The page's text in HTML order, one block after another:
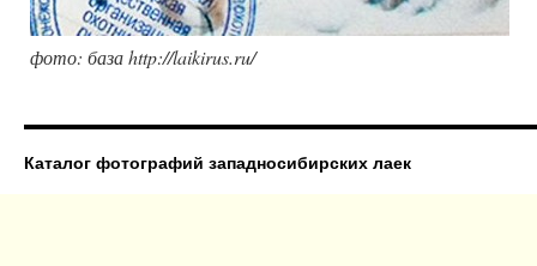
фото: база http://laikirus.ru/
Каталог фотографий западносибирских лаек